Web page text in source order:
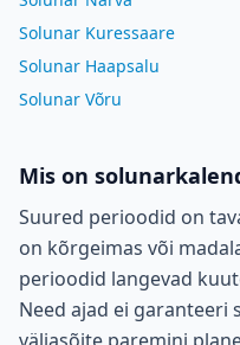
Solunar Kuressaare
Solunar Haapsalu
Solunar Võru
Mis on
Suured perioodid on
on kõrgeimas või
perioodid langevad
Need ajad ei garanteeri